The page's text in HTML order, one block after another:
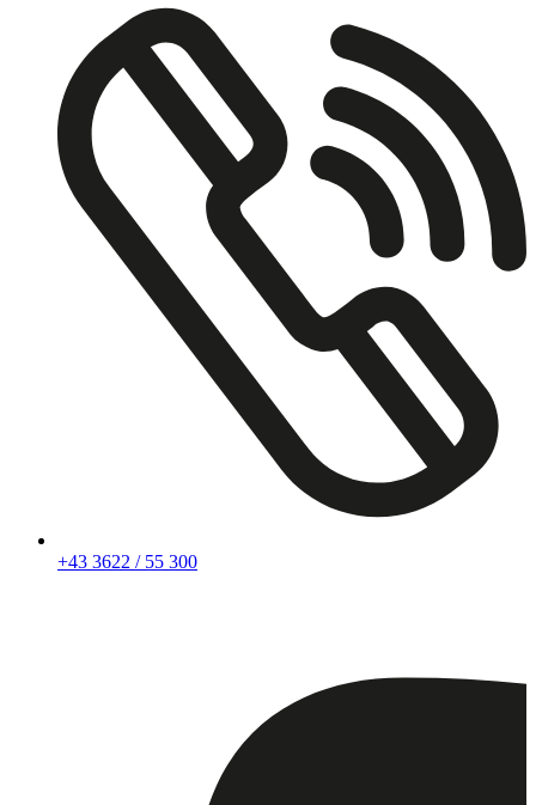
+43 3622 / 55 300